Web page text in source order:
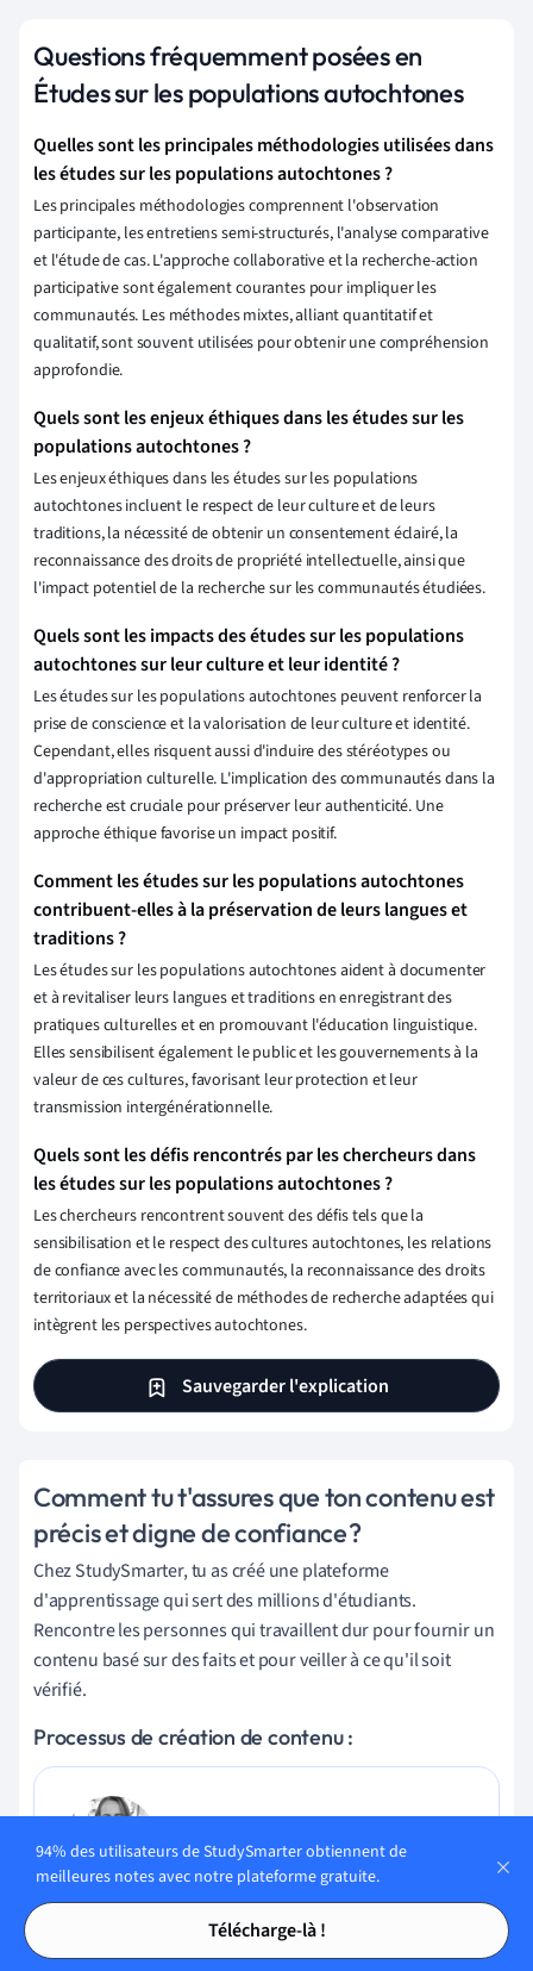
Tables des matières
Tables des matières
Questions fréquemment posées en
Études sur les populations autochtones
Quelles sont les principales méthodologies utilisées dans
les études sur les populations autochtones ?
Les principales méthodologies comprennent l'observation
participante, les entretiens semi-structurés, l'analyse comparative
et l'étude de cas. L'approche collaborative et la recherche-action
participative sont également courantes pour impliquer les
communautés. Les méthodes mixtes, alliant quantitatif et
qualitatif, sont souvent utilisées pour obtenir une compréhension
approfondie.
Quels sont les enjeux éthiques dans les études sur les
populations autochtones ?
Les enjeux éthiques dans les études sur les populations
autochtones incluent le respect de leur culture et de leurs
traditions, la nécessité de obtenir un consentement éclairé, la
reconnaissance des droits de propriété intellectuelle, ainsi que
l'impact potentiel de la recherche sur les communautés étudiées.
Quels sont les impacts des études sur les populations
autochtones sur leur culture et leur identité ?
Les études sur les populations autochtones peuvent renforcer la
prise de conscience et la valorisation de leur culture et identité.
Cependant, elles risquent aussi d'induire des stéréotypes ou
d'appropriation culturelle. L'implication des communautés dans la
recherche est cruciale pour préserver leur authenticité. Une
approche éthique favorise un impact positif.
Comment les études sur les populations autochtones
contribuent-elles à la préservation de leurs langues et
traditions ?
Les études sur les populations autochtones aident à documenter
et à revitaliser leurs langues et traditions en enregistrant des
pratiques culturelles et en promouvant l'éducation linguistique.
Elles sensibilisent également le public et les gouvernements à la
valeur de ces cultures, favorisant leur protection et leur
transmission intergénérationnelle.
Quels sont les défis rencontrés par les chercheurs dans
les études sur les populations autochtones ?
Les chercheurs rencontrent souvent des défis tels que la
sensibilisation et le respect des cultures autochtones, les relations
de confiance avec les communautés, la reconnaissance des droits
territoriaux et la nécessité de méthodes de recherche adaptées qui
intègrent les perspectives autochtones.
Sauvegarder l'explication
Comment tu t'assures que ton contenu est
précis et digne de confiance ?
Chez StudySmarter, tu as créé une plateforme
d'apprentissage qui sert des millions d'étudiants.
Rencontre les personnes qui travaillent dur pour fournir un
contenu basé sur des faits et pour veiller à ce qu'il soit
vérifié.
Processus de création de contenu :
Spécialiste du contenu numérique
Lily Hulatt est une spécialiste du contenu numérique avec
plus de trois ans d’expérience en stratégie de contenu et en
94% des utilisateurs de StudySmarter obtiennent de
meilleures notes avec notre plateforme gratuite.
Télécharge-là !